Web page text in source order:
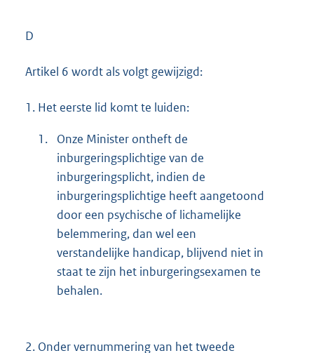
D
Artikel 6 wordt als volgt gewijzigd:
1. Het eerste lid komt te luiden:
1.
Onze Minister ontheft de
inburgeringsplichtige van de
inburgeringsplicht, indien de
inburgeringsplichtige heeft aangetoond
door een psychische of lichamelijke
belemmering, dan wel een
verstandelijke handicap, blijvend niet in
staat te zijn het inburgeringsexamen te
behalen.
2. Onder vernummering van het tweede